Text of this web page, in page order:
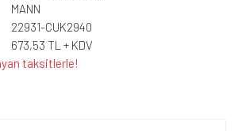
MANN
22931-CUK2940
673,53 TL + KDV
taksitlerle!